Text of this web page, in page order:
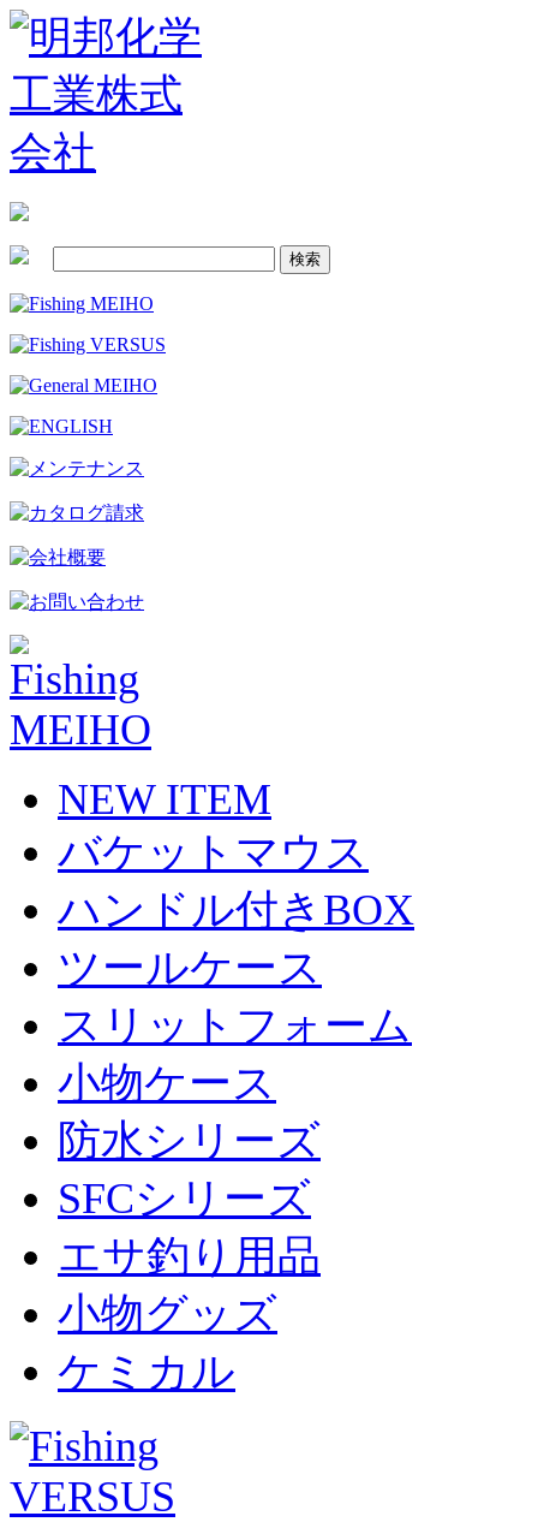
NEW ITEM
バケットマウス
ハンドル付きBOX
ツールケース
スリットフォーム
小物ケース
防水シリーズ
SFCシリーズ
エサ釣り用品
小物グッズ
ケミカル